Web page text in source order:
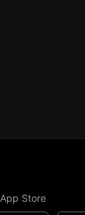
Store